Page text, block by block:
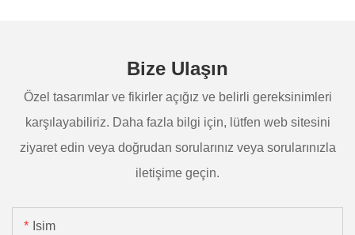
Bize Ulaşın
Özel tasarımlar ve fikirler açığız ve belirli gereksinimleri
karşılayabiliriz. Daha fazla bilgi için, lütfen web sitesini
ziyaret edin veya doğrudan sorularınız veya sorularınızla
iletişime geçin.
Isim